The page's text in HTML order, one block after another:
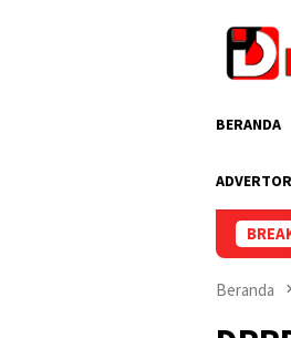
BERANDA
Bupati Muba Sambut Aspirasi
Beranda